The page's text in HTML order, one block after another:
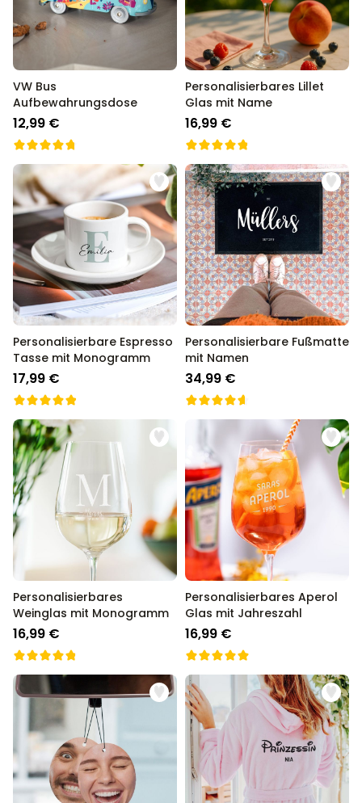
VW Bus
Aufbewahrungsdose
12,99 €
Personalisierbares Lillet
Glas mit Name
16,99 €
Personalisierbare Espresso
Tasse mit Monogramm
17,99 €
Personalisierbare Fußmatte
mit Namen
34,99 €
Personalisierbares
Weinglas mit Monogramm
16,99 €
Personalisierbares Aperol
Glas mit Jahreszahl
16,99 €